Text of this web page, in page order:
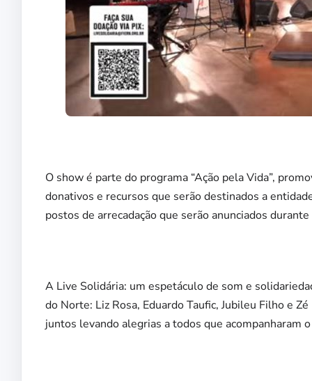
O show é parte do programa “Ação pela Vida”,
donativos e recursos que serão destinados a
postos de arrecadação que serão anunciados
A Live Solidária: um espetáculo de som e
do Norte: Liz Rosa, Eduardo Taufic, Jubileu Filho e
juntos levando alegrias a todos que acompanharam